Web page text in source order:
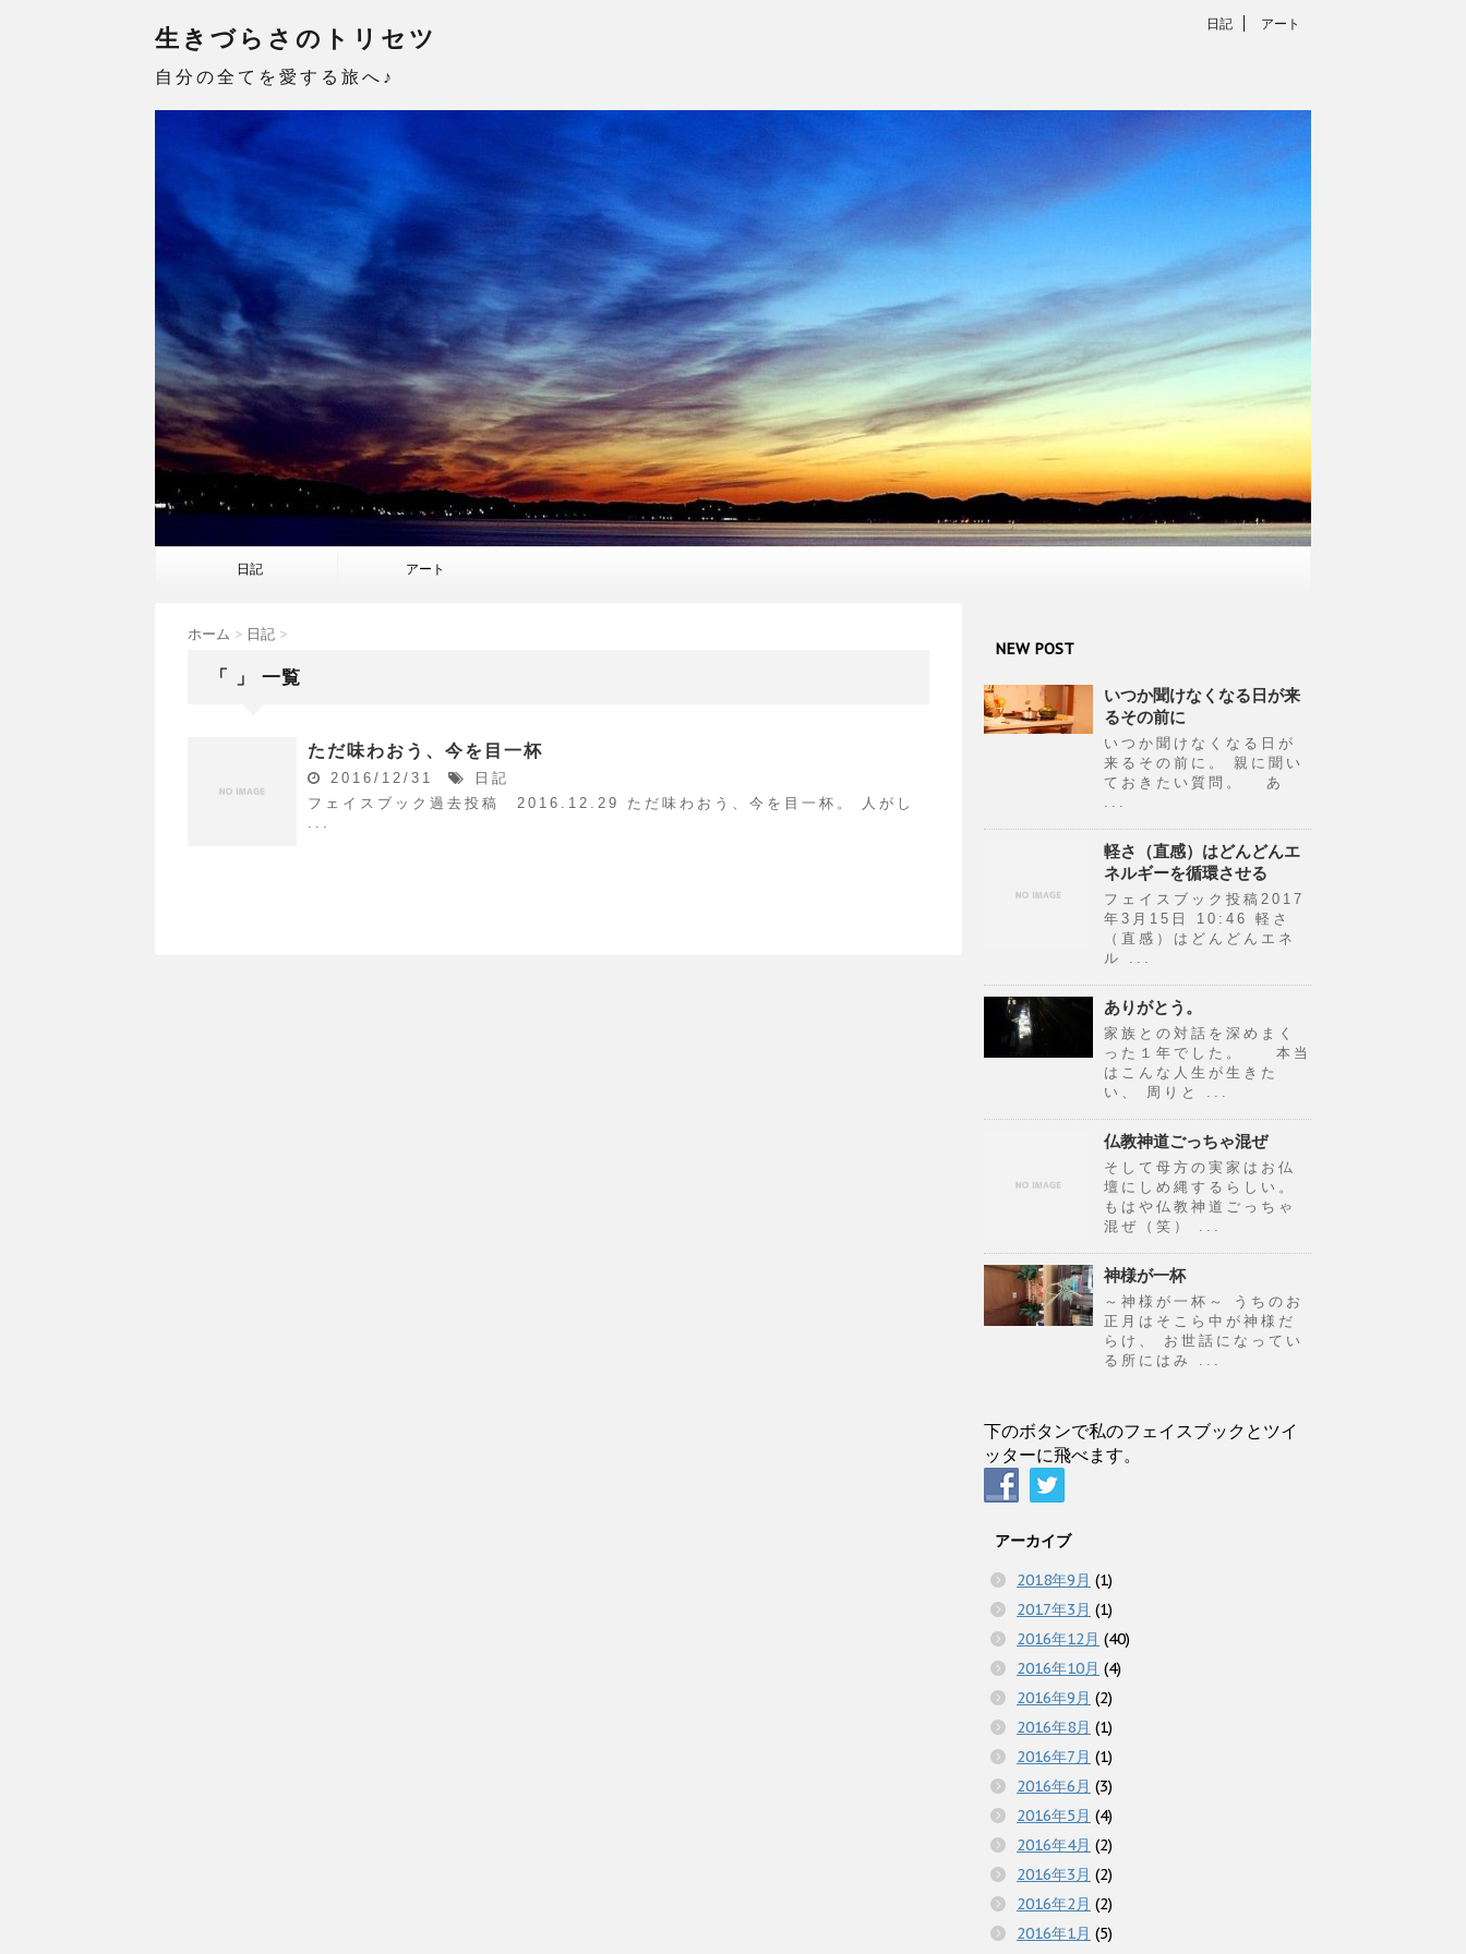
生きづらさのトリセツ
自分の全てを愛する旅へ♪
日記 アート
日記 アート
ホーム > 日記 >
「 」 一覧
ただ味わおう、今を目一杯
2016/12/31 日記
フェイスブック過去投稿 2016.12.29 ただ味わおう、今を目一杯。 人がし
...
NEW POST
いつか聞けなくなる日が来
るその前に
いつか聞けなくなる日が
来るその前に。 親に聞い
ておきたい質問。 あ
...
軽さ（直感）はどんどんエ
ネルギーを循環させる
フェイスブック投稿2017
年3月15日 10:46 軽さ
（直感）はどんどんエネ
ル ...
ありがとう。
家族との対話を深めまく
った１年でした。 本当
はこんな人生が生きた
い、 周りと ...
仏教神道ごっちゃ混ぜ
そして母方の実家はお仏
壇にしめ縄するらしい。
もはや仏教神道ごっちゃ
混ぜ（笑） ...
神様が一杯
～神様が一杯～ うちのお
正月はそこら中が神様だ
らけ、 お世話になってい
る所にはみ ...
下のボタンで私のフェイスブックとツイ
ッターに飛べます。
アーカイブ
2018年9月 (1)
2017年3月 (1)
2016年12月 (40)
2016年10月 (4)
2016年9月 (2)
2016年8月 (1)
2016年7月 (1)
2016年6月 (3)
2016年5月 (4)
2016年4月 (2)
2016年3月 (2)
2016年2月 (2)
2016年1月 (5)